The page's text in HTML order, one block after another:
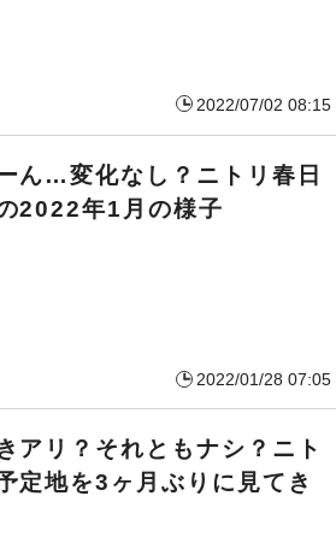
2022/07/02 08:15
ん…変化なし？ニトリ春日
2022年1月の様子
2022/01/28 07:05
アリ？それともナシ？ニト
定地を3ヶ月ぶりに見てき